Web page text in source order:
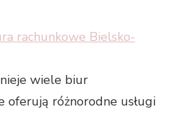
rachunkowe Bielsko-
wiele biur
oferują różnorodne usługi